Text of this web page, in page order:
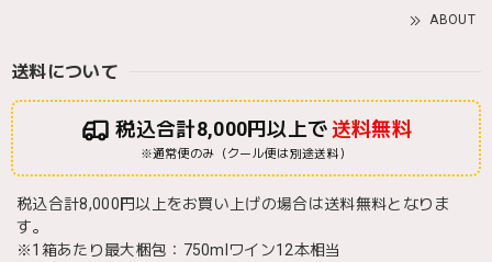
ABOUT
送料について
税込合計8,000円以上で送料無料
※通常便のみ（クール便は別途送料）
税込合計8,000円以上をお買い上げの場合は送料無料となりま
す。
※1箱あたり最大梱包：750mlワイン12本相当